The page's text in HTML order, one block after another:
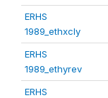
ERHS
1989_ethxcly
ERHS
1989_ethyrev
ERHS